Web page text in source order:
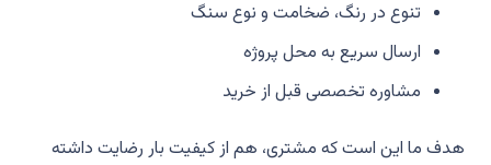
تنوع در رنگ، ضخامت و نوع سنگ
ارسال سریع به محل پروژه
مشاوره تخصصی قبل از خرید
هدف ما این است که مشتری، هم از کیفیت بار رضایت داشته